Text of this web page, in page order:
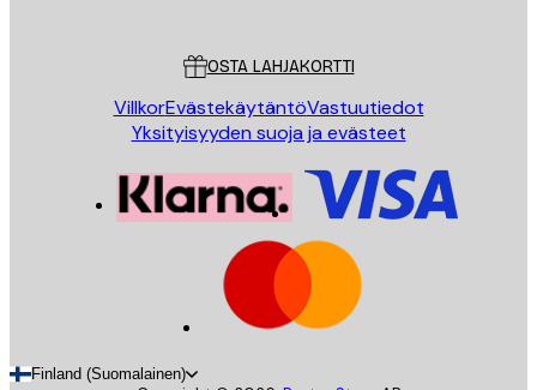
OSTA LAHJAKORTTI
VillkorEvästekäytäntöVastuutiedot
Yksityisyyden suoja ja evästeet
Finland (Suomalainen)